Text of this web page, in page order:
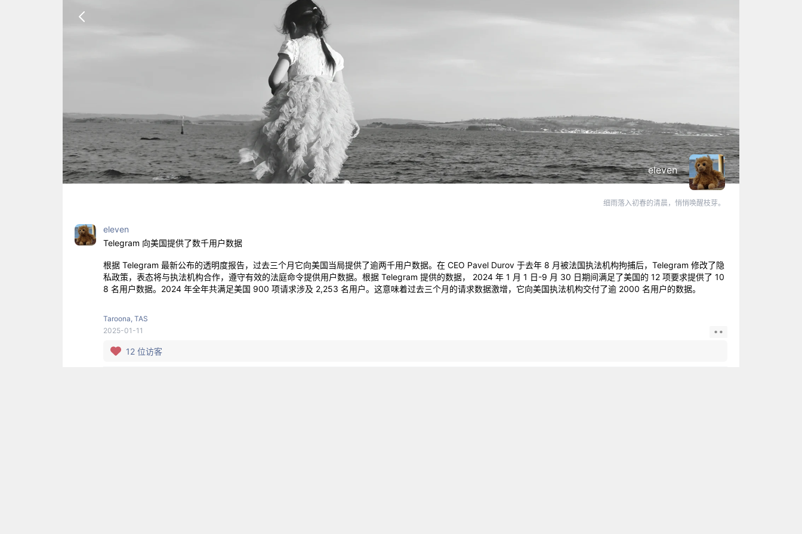
eleven
细雨落入初春的清晨，悄悄唤醒枝芽。
eleven
Telegram 向美国提供了数千用户数据
根据 Telegram 最新公布的透明度报告，过去三个月它向美国当局提供了逾两千用户数据。在 CEO Pavel Durov 于去年 8 月被法国执法机构拘捕后，Telegram 修改了隐
私政策，表态将与执法机构合作，遵守有效的法庭命令提供用户数据。根据 Telegram 提供的数据， 2024 年 1 月 1 日-9 月 30 日期间满足了美国的 12 项要求提供了 10
8 名用户数据。2024 年全年共满足美国 900 项请求涉及 2,253 名用户。这意味着过去三个月的请求数据激增，它向美国执法机构交付了逾 2000 名用户的数据。
Taroona, TAS
2025-01-11
12 位访客